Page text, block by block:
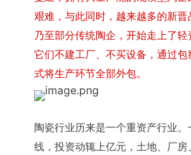
艰难，与此同时，越来越多的新晋
乃至部分传统陶企，开始走上了轻
它们不建工厂、不买设备，通过
式将生产环节全部外包。
陶瓷行业历来是一个重资产行业
线，投资动辄上亿元，土地、厂房